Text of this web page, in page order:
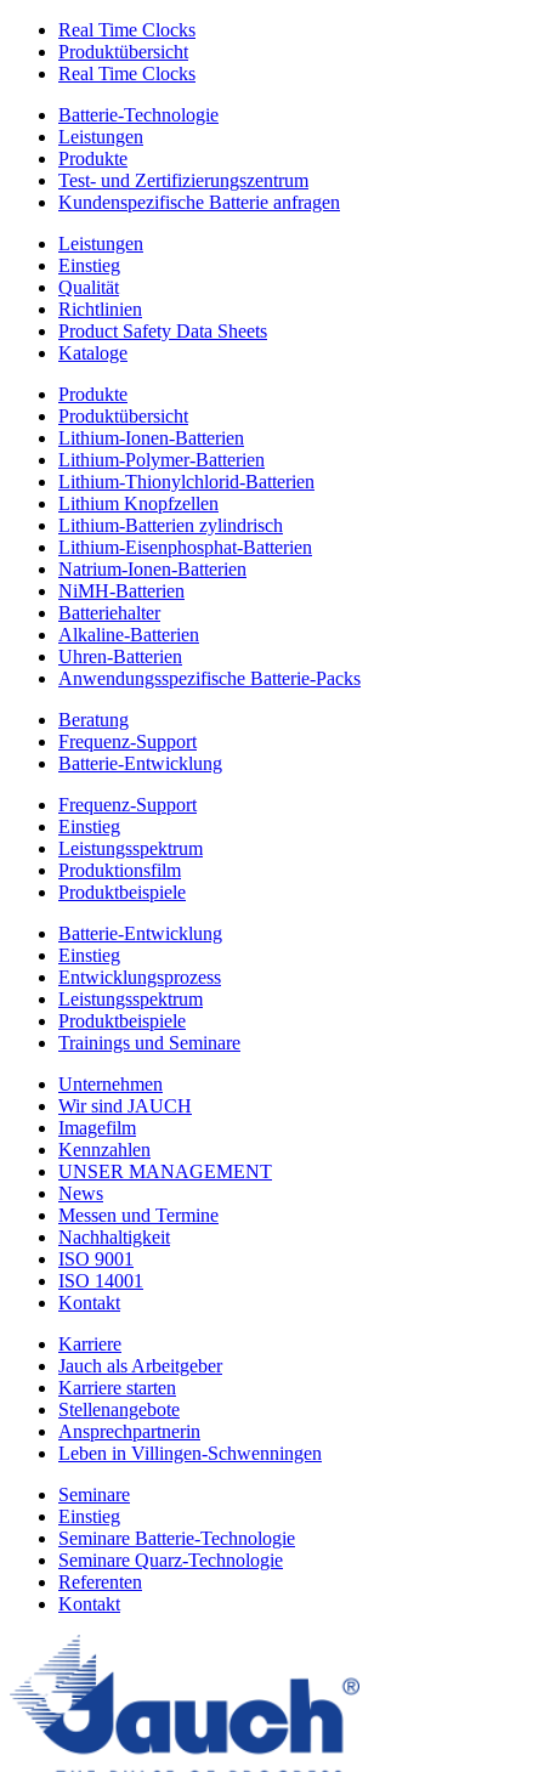
Real Time Clocks
Produktübersicht
Real Time Clocks
Batterie-Technologie
Leistungen
Produkte
Test- und Zertifizierungszentrum
Kundenspezifische Batterie anfragen
Leistungen
Einstieg
Qualität
Richtlinien
Product Safety Data Sheets
Kataloge
Produkte
Produktübersicht
Lithium-Ionen-Batterien
Lithium-Polymer-Batterien
Lithium-Thionylchlorid-Batterien
Lithium Knopfzellen
Lithium-Batterien zylindrisch
Lithium-Eisenphosphat-Batterien
Natrium-Ionen-Batterien
NiMH-Batterien
Batteriehalter
Alkaline-Batterien
Uhren-Batterien
Anwendungsspezifische Batterie-Packs
Beratung
Frequenz-Support
Batterie-Entwicklung
Frequenz-Support
Einstieg
Leistungsspektrum
Produktionsfilm
Produktbeispiele
Batterie-Entwicklung
Einstieg
Entwicklungsprozess
Leistungsspektrum
Produktbeispiele
Trainings und Seminare
Unternehmen
Wir sind JAUCH
Imagefilm
Kennzahlen
UNSER MANAGEMENT
News
Messen und Termine
Nachhaltigkeit
ISO 9001
ISO 14001
Kontakt
Karriere
Jauch als Arbeitgeber
Karriere starten
Stellenangebote
Ansprechpartnerin
Leben in Villingen-Schwenningen
Seminare
Einstieg
Seminare Batterie-Technologie
Seminare Quarz-Technologie
Referenten
Kontakt